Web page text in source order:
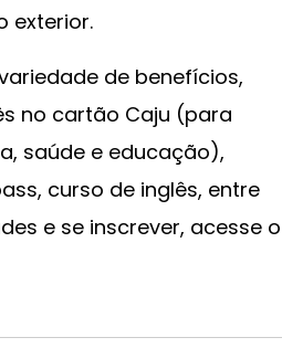
exterior.
de benefícios,
no cartão Caju (para
saúde e educação),
curso de inglês, entre
e se inscrever, acesse o